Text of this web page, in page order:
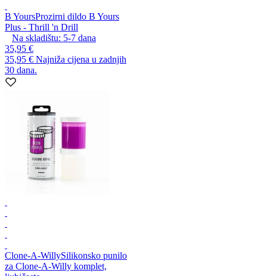
B YoursProzirni dildo B Yours
Plus - Thrill 'n Drill
Na skladištu: 5-7 dana
35,95 €
35,95 € Najniža cijena u zadnjih
30 dana.
Clone-A-WillySilikonsko punilo
za Clone-A-Willy komplet,